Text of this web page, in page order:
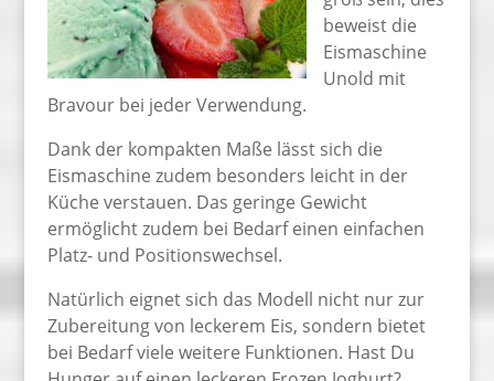
beweist die
Eismaschine
Unold mit
Bravour bei jeder Verwendung.
Dank der kompakten Maße lässt sich die
Eismaschine zudem besonders leicht in der
Küche verstauen. Das geringe Gewicht
ermöglicht zudem bei Bedarf einen einfachen
Platz- und Positionswechsel.
Natürlich eignet sich das Modell nicht nur zur
Zubereitung von leckerem Eis, sondern bietet
bei Bedarf viele weitere Funktionen. Hast Du